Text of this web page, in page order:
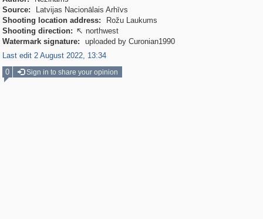
Source:
Latvijas Nacionālais Arhīvs
Shooting location address:
Rožu Laukums
Shooting direction:  northwest
Watermark signature:
uploaded by Curonian1990
Last edit 2 August 2022, 13:34
0
Sign in to share your opinion